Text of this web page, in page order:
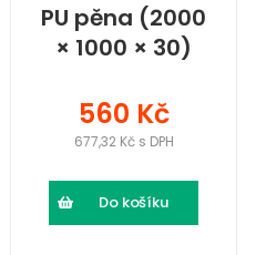
PU pěna (2000
× 1000 × 30)
560 Kč
677,32 Kč s DPH
Do košíku